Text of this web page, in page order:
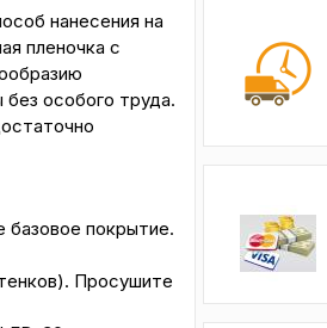
нанесения на
пленочка с
особого труда.
базовое покрытие.
Просушите